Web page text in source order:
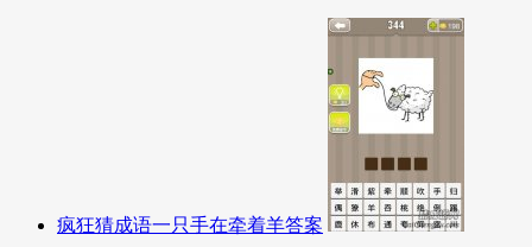
疯狂猜成语一只手在牵着羊答案